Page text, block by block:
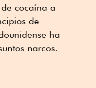
cocaína a
de
ha
narcos.